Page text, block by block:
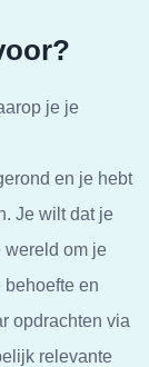
je je
en je hebt
Je wilt dat je
wereld om je
behoefte en
opdrachten via
relevante